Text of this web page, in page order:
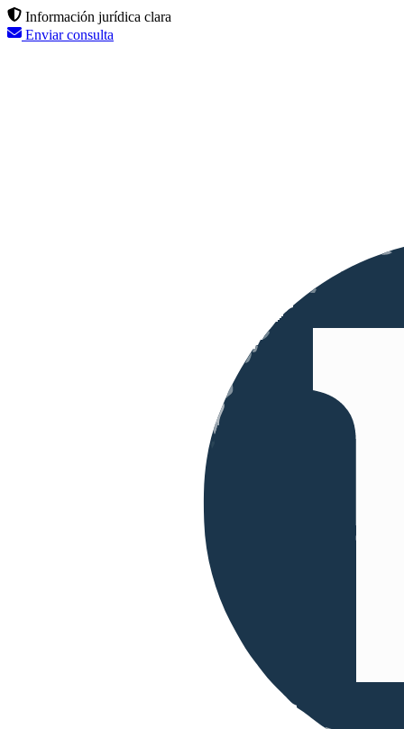
Información jurídica clara
Enviar consulta